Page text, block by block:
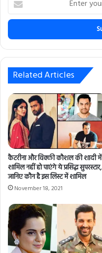
your
Email
Related Articles
कैटरीना और विक्की कौशल की शादी में
शामिल नहीं हो पाएंगे ये प्रसिद्ध सुपरस्टार,
जानिए कौन है इस लिस्ट में शामिल
November 18, 2021